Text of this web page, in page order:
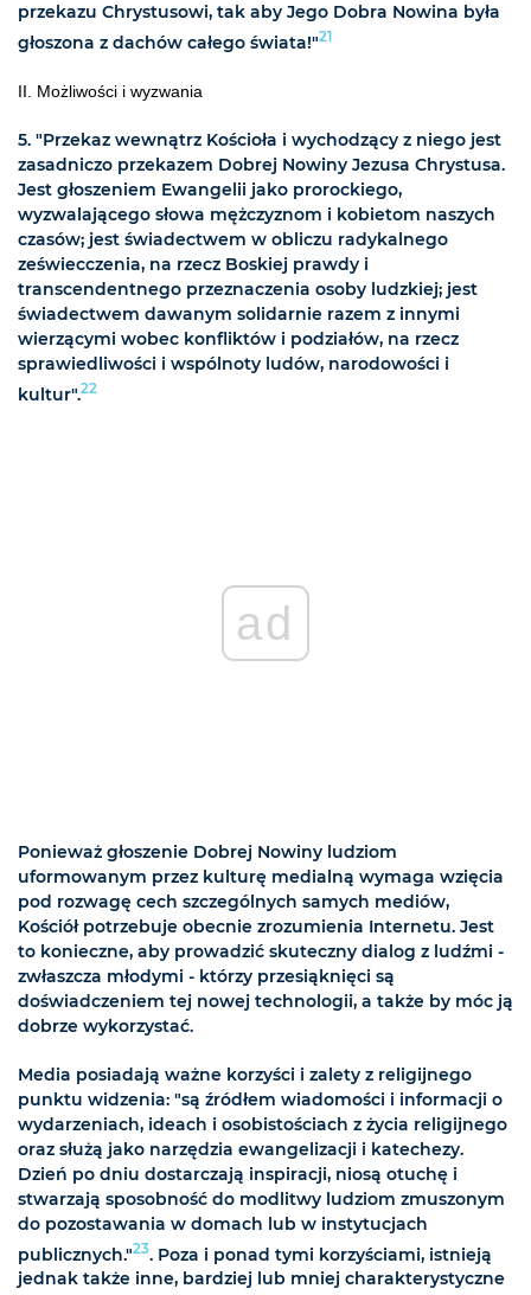
przekazu Chrystusowi, tak aby Jego Dobra Nowina była
głoszona z dachów całego świata!"21
II. Możliwości i wyzwania
5. "Przekaz wewnątrz Kościoła i wychodzący z niego jest
zasadniczo przekazem Dobrej Nowiny Jezusa Chrystusa.
Jest głoszeniem Ewangelii jako prorockiego,
wyzwalającego słowa mężczyznom i kobietom naszych
czasów; jest świadectwem w obliczu radykalnego
zeświecczenia, na rzecz Boskiej prawdy i
transcendentnego przeznaczenia osoby ludzkiej; jest
świadectwem dawanym solidarnie razem z innymi
wierzącymi wobec konfliktów i podziałów, na rzecz
sprawiedliwości i wspólnoty ludów, narodowości i
kultur".22
ad
Ponieważ głoszenie Dobrej Nowiny ludziom
uformowanym przez kulturę medialną wymaga wzięcia
pod rozwagę cech szczególnych samych mediów,
Kościół potrzebuje obecnie zrozumienia Internetu. Jest
to konieczne, aby prowadzić skuteczny dialog z ludźmi -
zwłaszcza młodymi - którzy przesiąknięci są
doświadczeniem tej nowej technologii, a także by móc ją
dobrze wykorzystać.
Media posiadają ważne korzyści i zalety z religijnego
punktu widzenia: "są źródłem wiadomości i informacji o
wydarzeniach, ideach i osobistościach z życia religijnego
oraz służą jako narzędzia ewangelizacji i katechezy.
Dzień po dniu dostarczają inspiracji, niosą otuchę i
stwarzają sposobność do modlitwy ludziom zmuszonym
do pozostawania w domach lub w instytucjach
publicznych."23. Poza i ponad tymi korzyściami, istnieją
jednak także inne, bardziej lub mniej charakterystyczne